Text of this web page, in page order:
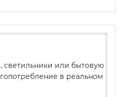
светильники или бытовую
в реальном